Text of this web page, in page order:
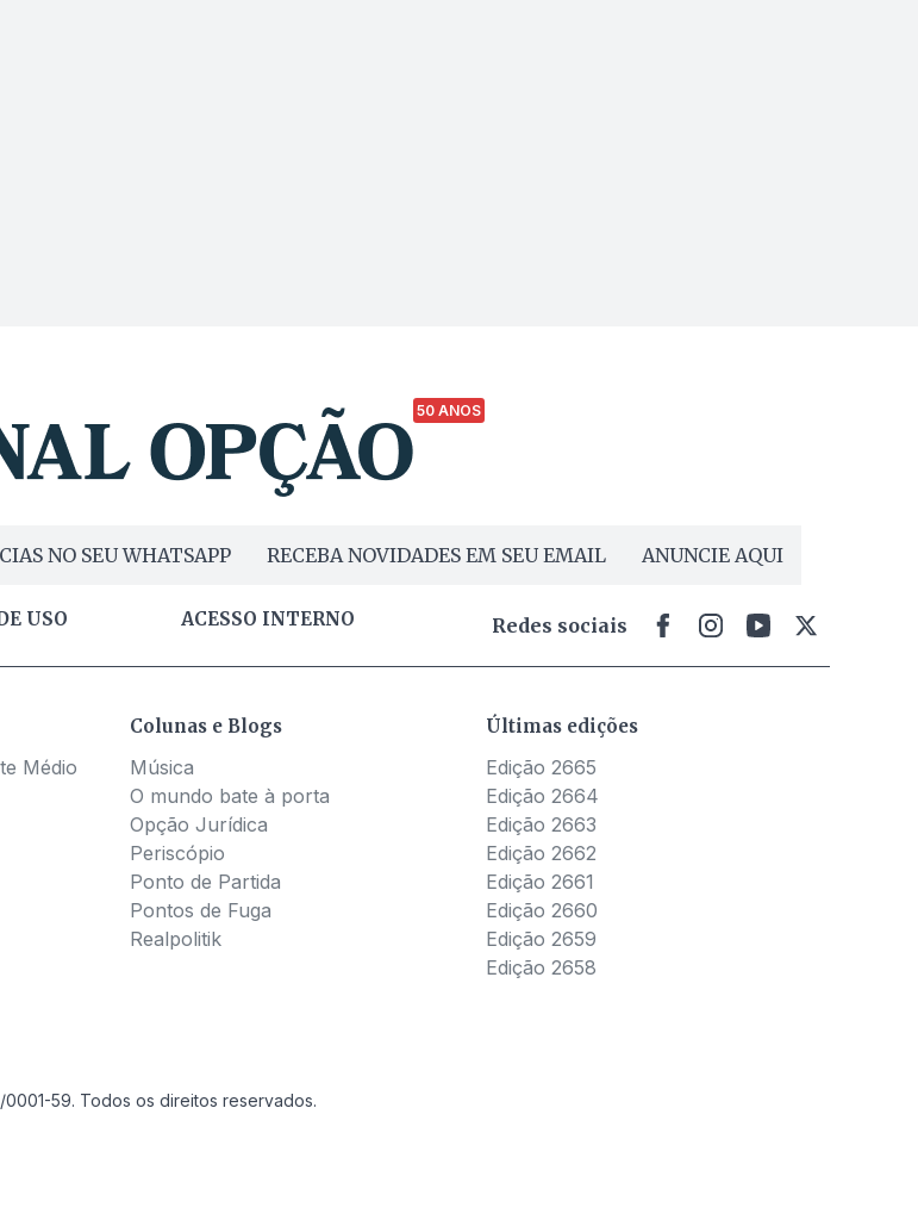
50 ANOS
NO SEU WHATSAPP RECEBA NOVIDADES EM SEU EMAIL ANUNCIE AQUI
USO ACESSO INTERNO Redes sociais
Médio
Colunas e Blogs
Música
O mundo bate à porta
Opção Jurídica
Periscópio
Ponto de Partida
Pontos de Fuga
Realpolitik
Últimas edições
Edição 2665
Edição 2664
Edição 2663
Edição 2662
Edição 2661
Edição 2660
Edição 2659
Edição 2658
59. Todos os direitos reservados.